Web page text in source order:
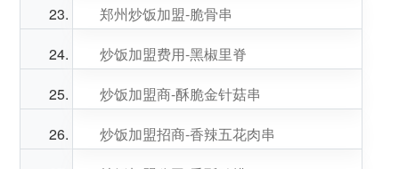
郑州炒饭加盟-脆骨串
炒饭加盟费用-黑椒里脊
炒饭加盟商-酥脆金针菇串
炒饭加盟招商-香辣五花肉串